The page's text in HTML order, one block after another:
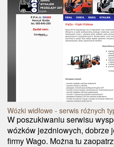
Wózki widłowe - serwis różnych
W poszukiwaniu serwisu
wózków jezdniowych, dobrze
firmy Wago. Można tu